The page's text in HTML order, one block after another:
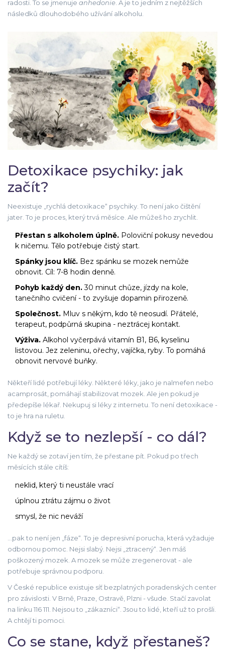
radosti. To se jmenuje anhedonie. A je to jedním z nejtěžších
následků dlouhodobého užívání alkoholu.
Detoxikace psychiky: jak
začít?
Neexistuje „rychlá detoxikace“ psychiky. To není jako čištění
jater. To je proces, který trvá měsíce. Ale můžeš ho zrychlit.
Přestan s alkoholem úplně. Poloviční pokusy nevedou
k ničemu. Tělo potřebuje čistý start.
Spánky jsou klíč. Bez spánku se mozek nemůže
obnovit. Cíl: 7-8 hodin denně.
Pohyb každý den.30 minut chůze, jízdy na kole,
tanečního cvičení - to zvyšuje dopamin přirozeně.
Společnost. Mluv s někým, kdo tě neosudí. Přátelé,
terapeut, podpůrná skupina - neztrácej kontakt.
Výživa. Alkohol vyčerpává vitamín B1, B6, kyselinu
listovou. Jez zeleninu, ořechy, vajíčka, ryby. To pomáhá
obnovit nervové buňky.
Někteří lidé potřebují léky. Některé léky, jako je nalmefen nebo
acamprosát, pomáhají stabilizovat mozek. Ale jen pokud je
předepíše lékař. Nekupuj si léky z internetu. To není detoxikace -
to je hra na ruletu.
Když se to nezlepší - co dál?
Ne každý se zotaví jen tím, že přestane pít. Pokud po třech
měsících stále cítíš:
neklid, který ti neustále vrací
úplnou ztrátu zájmu o život
smysl, že nic neváží
…pak to není jen „fáze“. To je depresivní porucha, která vyžaduje
odbornou pomoc. Nejsi slabý. Nejsi „ztracený“. Jen máš
poškozený mozek. A mozek se může zregenerovat - ale
potřebuje správnou podporu.
V České republice existuje síť bezplatných poradenských center
pro závislosti. V Brně, Praze, Ostravě, Plzni - všude. Stačí zavolat
na linku 116 111. Nejsou to „zákazníci“. Jsou to lidé, kteří už to prošli.
A chtějí ti pomoci.
Co se stane, když přestaneš?